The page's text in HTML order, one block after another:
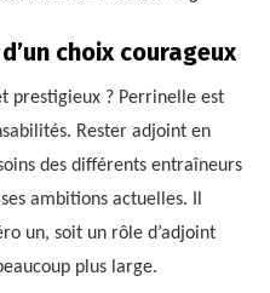
choix courageux
prestigieux ? Perrinelle est
Rester adjoint en
des différents entraîneurs
ambitions actuelles. Il
un, soit un rôle d’adjoint
plus large.